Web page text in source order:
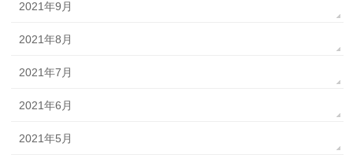
2021年9月
2021年8月
2021年7月
2021年6月
2021年5月